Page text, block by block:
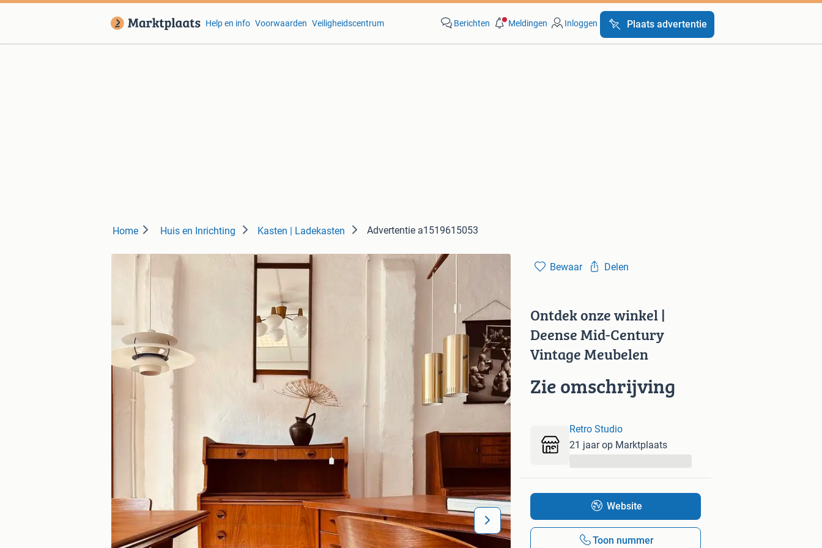
Help en info Voorwaarden Veiligheidscentrum Berichten Meldingen Inloggen Plaats advertentie
Home Huis en Inrichting Kasten | Ladekasten Advertentie a1519615053
Bewaar Delen
Ontdek onze winkel |
Deense Mid-Century
Vintage Meubelen
Zie omschrijving
Retro Studio
21 jaar op Marktplaats
Website
Toon nummer